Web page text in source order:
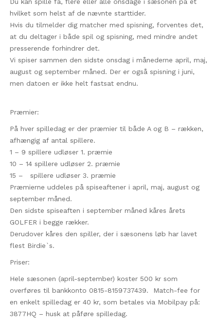
hvilket som helst af de nævnte starttider.
Hvis du tilmelder dig matcher med spisning, forventes det,
at du deltager i både spil og spisning, med mindre andet
presserende forhindrer det.
Vi spiser sammen den sidste onsdag i månederne april, maj,
august og september måned. Der er også spisning i juni,
men datoen er ikke helt fastsat endnu.
Præmier:
På hver spilledag er der præmier til både A og B – rækken,
afhængig af antal spillere.
1 – 9 spillere udløser 1. præmie
10 – 14 spillere udløser 2. præmie
15 – spillere udløser 3. præmie
Præmierne uddeles på spiseaftener i april, maj, august og
september måned.
Den sidste spiseaften i september måned kåres årets
GOLFER i begge rækker.
Derudover kåres den spiller, der i sæsonens løb har lavet
flest Birdie`s.
Priser:
Hele sæsonen (april-september) koster 500 kr som
overføres til bankkonto 0815-8159737439. Match-fee for
en enkelt spilledag er 40 kr, som betales via Mobilpay på:
3877HQ – husk at påføre spilledag.